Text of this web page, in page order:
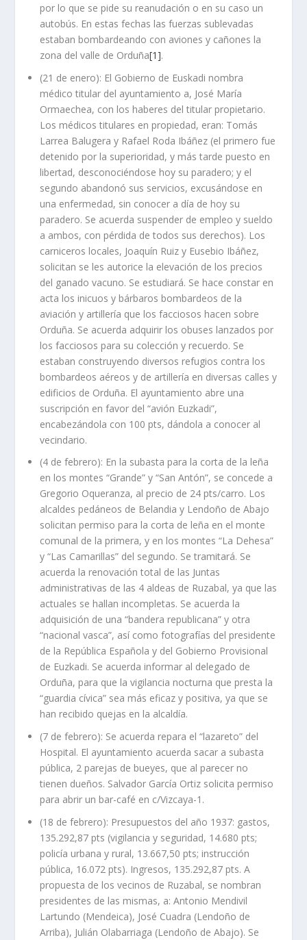
por lo que se pide su reanudación o en su caso un
autobús. En estas fechas las fuerzas sublevadas
estaban bombardeando con aviones y cañones la
zona del valle de Orduña[1].
(21 de enero): El Gobierno de Euskadi nombra
médico titular del ayuntamiento a, José María
Ormaechea, con los haberes del titular propietario.
Los médicos titulares en propiedad, eran: Tomás
Larrea Balugera y Rafael Roda Ibáñez (el primero fue
detenido por la superioridad, y más tarde puesto en
libertad, desconociéndose hoy su paradero; y el
segundo abandonó sus servicios, excusándose en
una enfermedad, sin conocer a día de hoy su
paradero. Se acuerda suspender de empleo y sueldo
a ambos, con pérdida de todos sus derechos). Los
carniceros locales, Joaquín Ruiz y Eusebio Ibáñez,
solicitan se les autorice la elevación de los precios
del ganado vacuno. Se estudiará. Se hace constar en
acta los inicuos y bárbaros bombardeos de la
aviación y artillería que los facciosos hacen sobre
Orduña. Se acuerda adquirir los obuses lanzados por
los facciosos para su colección y recuerdo. Se
estaban construyendo diversos refugios contra los
bombardeos aéreos y de artillería en diversas calles y
edificios de Orduña. El ayuntamiento abre una
suscripción en favor del “avión Euzkadi”,
encabezándola con 100 pts, dándola a conocer al
vecindario.
(4 de febrero): En la subasta para la corta de la leña
en los montes “Grande” y “San Antón”, se concede a
Gregorio Oqueranza, al precio de 24 pts/carro. Los
alcaldes pedáneos de Belandia y Lendoño de Abajo
solicitan permiso para la corta de leña en el monte
comunal de la primera, y en los montes “La Dehesa”
y “Las Camarillas” del segundo. Se tramitará. Se
acuerda la renovación total de las Juntas
administrativas de las 4 aldeas de Ruzabal, ya que las
actuales se hallan incompletas. Se acuerda la
adquisición de una “bandera republicana” y otra
“nacional vasca”, así como fotografías del presidente
de la República Española y del Gobierno Provisional
de Euzkadi. Se acuerda informar al delegado de
Orduña, para que la vigilancia nocturna que presta la
“guardia cívica” sea más eficaz y positiva, ya que se
han recibido quejas en la alcaldía.
(7 de febrero): Se acuerda repara el “lazareto” del
Hospital. El ayuntamiento acuerda sacar a subasta
pública, 2 parejas de bueyes, que al parecer no
tienen dueños. Salvador García Ortiz solicita permiso
para abrir un bar-café en c/Vizcaya-1.
(18 de febrero): Presupuestos del año 1937: gastos,
135.292,87 pts (vigilancia y seguridad, 14.680 pts;
policía urbana y rural, 13.667,50 pts; instrucción
pública, 16.072 pts). Ingresos, 135.292,87 pts. A
propuesta de los vecinos de Ruzabal, se nombran
presidentes de las mismas, a: Antonio Mendivil
Lartundo (Mendeica), José Cuadra (Lendoño de
Arriba), Julián Olabarriaga (Lendoño de Abajo). Se